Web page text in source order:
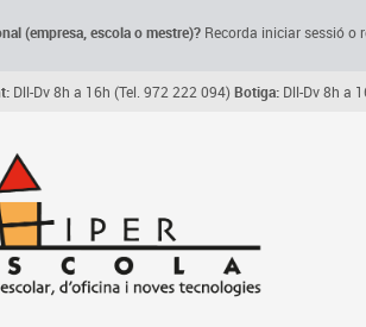
(empresa, escolao mestre)? Recorda iniciar sessió o
Dll-Dv 8h a 16h (Tel. 972 222 094)Botiga: Dll-Dv 8h a